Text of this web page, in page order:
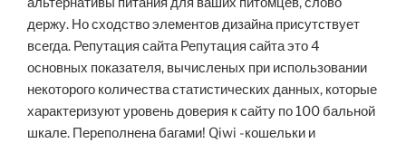
держу. Но сходство элементов дизайна присутствует
всегда. Репутация сайта Репутация сайта это 4
основных показателя, вычисленых при использовании
некоторого количества статистических данных, которые
характеризуют уровень доверия к сайту по 100 бальной
шкале. Переполнена багами! Qiwi -кошельки и